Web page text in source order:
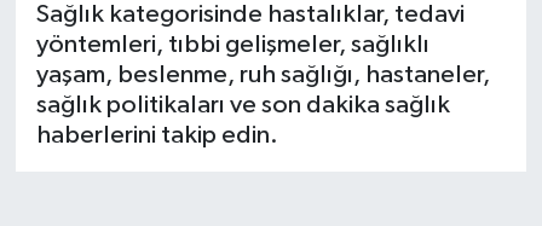
Sağlık kategorisinde hastalıklar, tedavi
yöntemleri, tıbbi gelişmeler, sağlıklı
yaşam, beslenme, ruh sağlığı, hastaneler,
sağlık politikaları ve son dakika sağlık
haberlerini takip edin.